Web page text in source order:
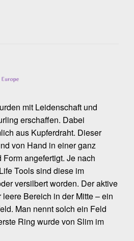
mit Leidenschaft und
erschaffen. Dabei
aus Kupferdraht. Dieser
von Hand in einer ganz
angefertigt. Je nach
Tools sind diese im
versilbert worden. Der aktive
Bereich in der Mitte – ein
Man nennt solch ein Feld
Ring wurde von Slim im